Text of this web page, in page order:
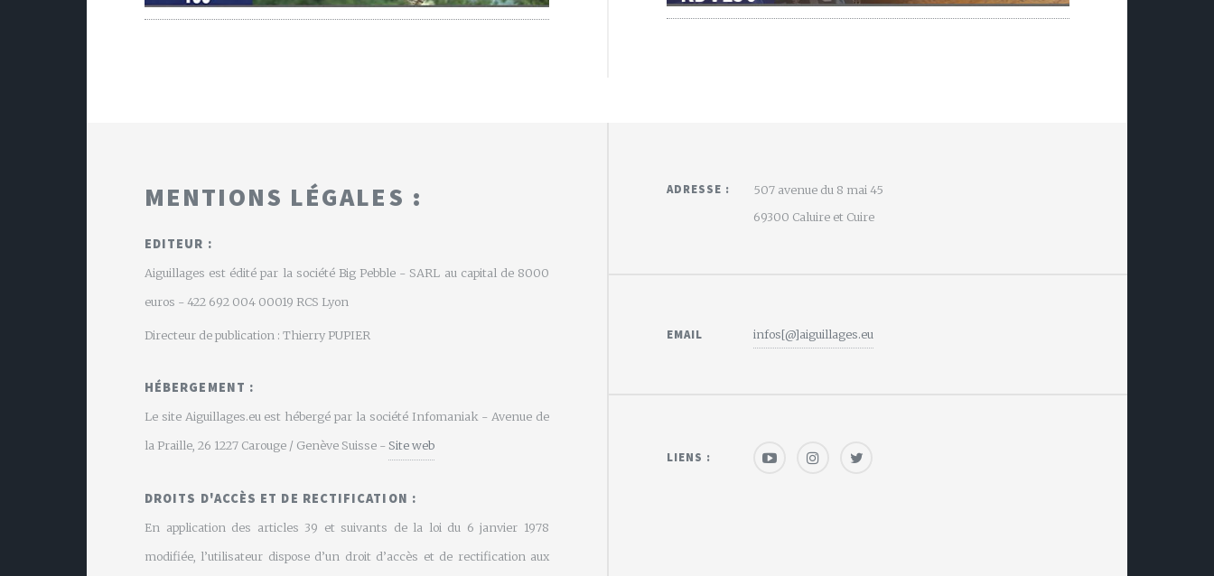
MENTIONS LÉGALES :
EDITEUR :
Aiguillages est édité par la société Big Pebble - SARL au capital de 8000
euros - 422 692 004 00019 RCS Lyon
Directeur de publication : Thierry PUPIER
HÉBERGEMENT :
Le site Aiguillages.eu est hébergé par la société Infomaniak - Avenue de
la Praille, 26 1227 Carouge / Genève Suisse -Site web
DROITS D'ACCÈS ET DE RECTIFICATION :
En application des articles 39 et suivants de la loi du 6 janvier 1978
modifiée, l’utilisateur dispose d’un droit d’accès et de rectification aux
ADRESSE :
507 avenue du 8 mai 45
69300 Caluire et Cuire
EMAIL infos[@]aiguillages.eu
LIENS :